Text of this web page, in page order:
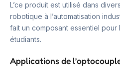
L’ce produit est utilisé dans
robotique à l’automatisation
fait un composant essentiel pour
étudiants.
Applications de